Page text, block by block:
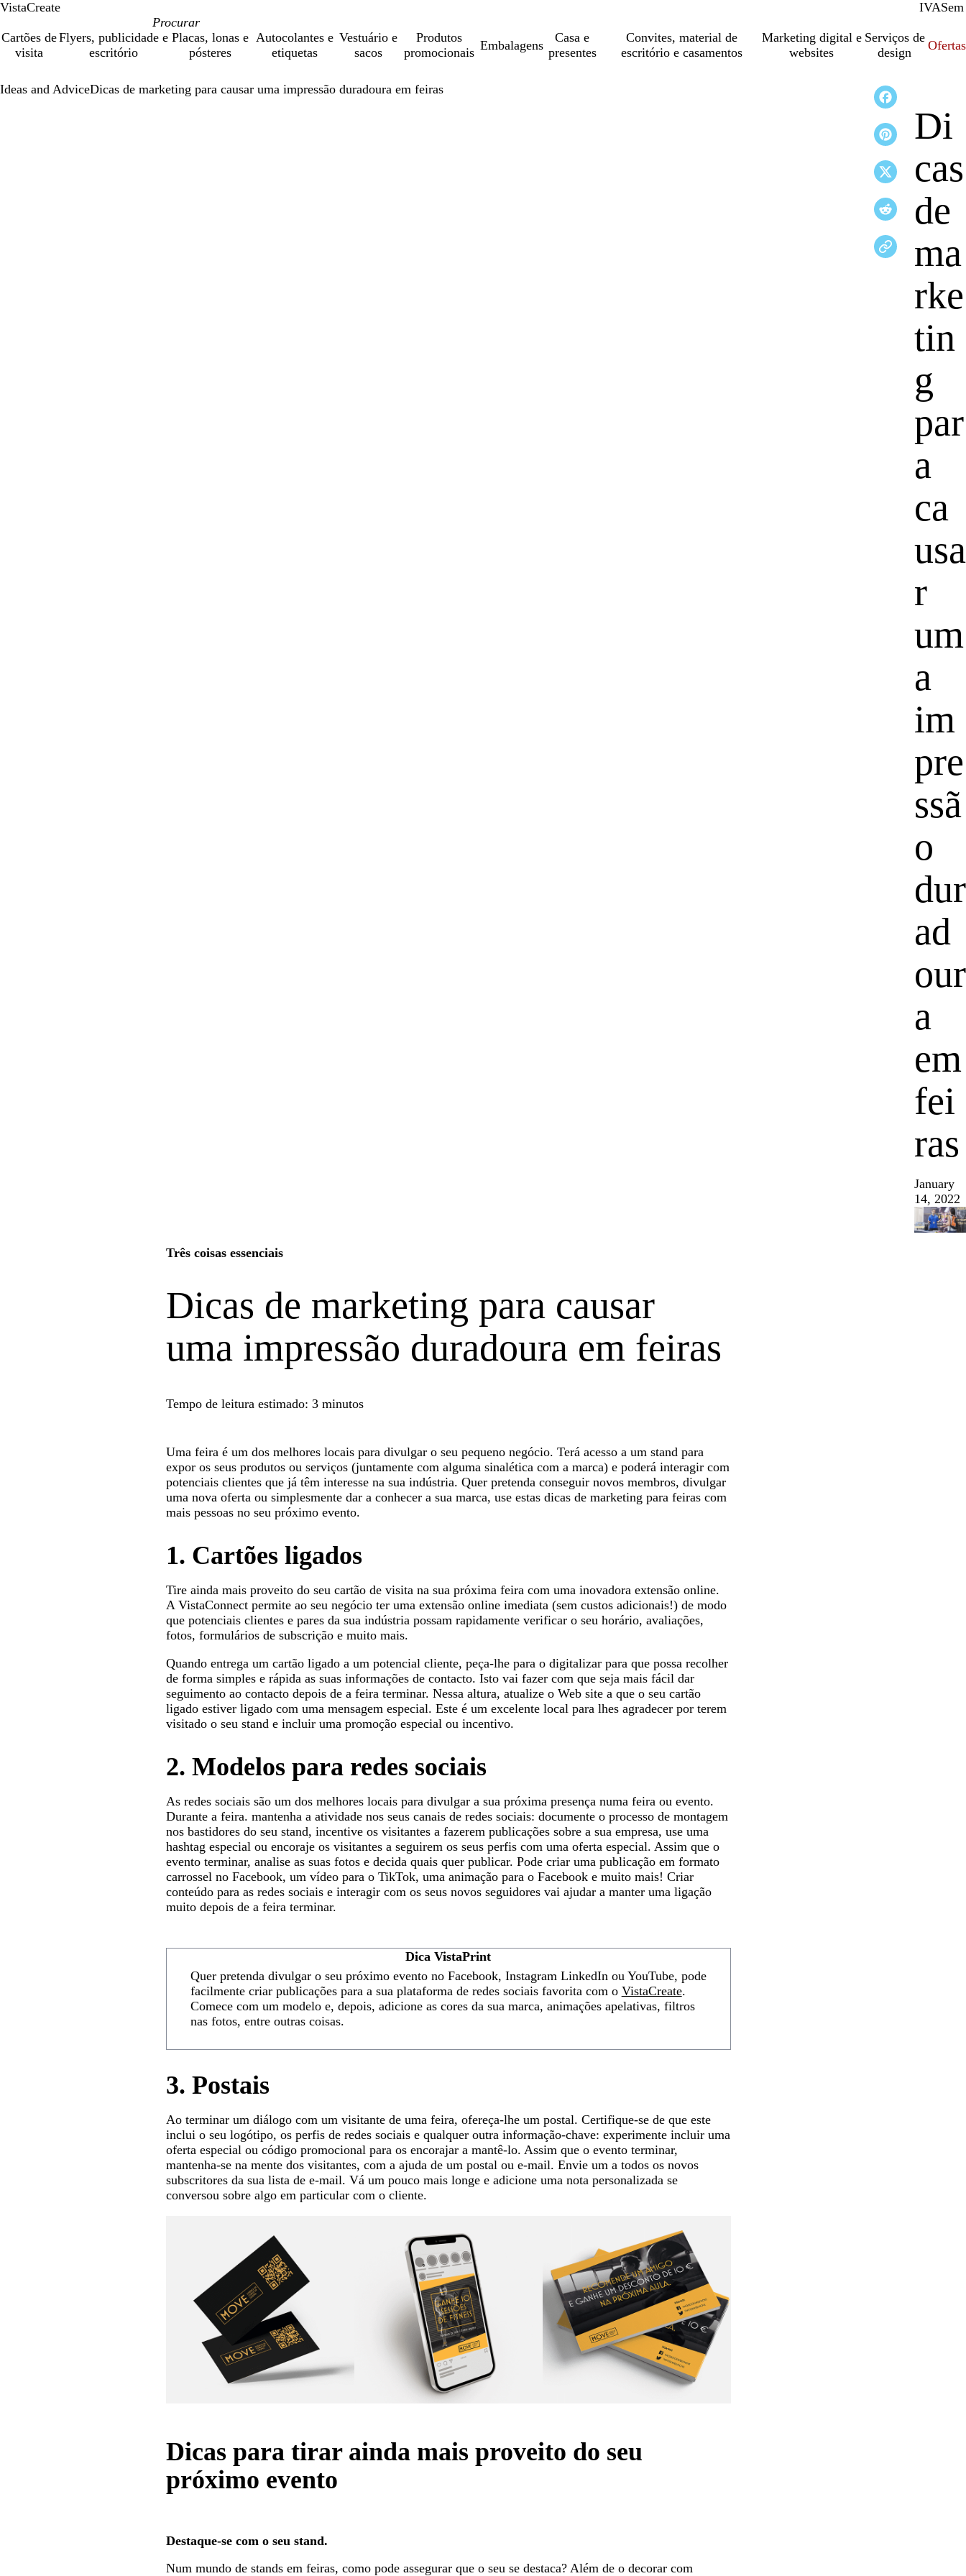
VistaCreate IVACom
Sem
Cartões de
visita
Flyers, publicidade e
escritório
Placas, lonas e
pósteres
Autocolantes e
etiquetas
Vestuário e
sacos
Produtos
promocionais
Embalagens
Casa e
presentes
Convites, material de
escritório e casamentos
Marketing digital e
websites
Serviços de
design
Ofertas
Ideas and AdviceDicas de marketing para causar uma impressão duradoura em feiras
Di
cas
de
ma
rke
tin
g
par
a
ca
usa
r
um
a
im
pre
ssã
o
dur
ad
our
a
em
fei
ras
January
14, 2022
Três coisas essenciais
Dicas de marketing para causar
uma impressão duradoura em feiras
Tempo de leitura estimado: 3 minutos
Uma feira é um dos melhores locais para divulgar o seu pequeno negócio. Terá acesso a um stand para
expor os seus produtos ou serviços (juntamente com alguma sinalética com a marca) e poderá interagir com
potenciais clientes que já têm interesse na sua indústria. Quer pretenda conseguir novos membros, divulgar
uma nova oferta ou simplesmente dar a conhecer a sua marca, use estas dicas de marketing para feiras com
mais pessoas no seu próximo evento.
1. Cartões ligados
Tire ainda mais proveito do seu cartão de visita na sua próxima feira com uma inovadora extensão online.
A VistaConnect permite ao seu negócio ter uma extensão online imediata (sem custos adicionais!) de modo
que potenciais clientes e pares da sua indústria possam rapidamente verificar o seu horário, avaliações,
fotos, formulários de subscrição e muito mais.
Quando entrega um cartão ligado a um potencial cliente, peça-lhe para o digitalizar para que possa recolher
de forma simples e rápida as suas informações de contacto. Isto vai fazer com que seja mais fácil dar
seguimento ao contacto depois de a feira terminar. Nessa altura, atualize o Web site a que o seu cartão
ligado estiver ligado com uma mensagem especial. Este é um excelente local para lhes agradecer por terem
visitado o seu stand e incluir uma promoção especial ou incentivo.
2.Modelos para redes sociais
As redes sociais são um dos melhores locais para divulgar a sua próxima presença numa feira ou evento.
Durante a feira. mantenha a atividade nos seus canais de redes sociais: documente o processo de montagem
nos bastidores do seu stand, incentive os visitantes a fazerem publicações sobre a sua empresa, use uma
hashtag especial ou encoraje os visitantes a seguirem os seus perfis com uma oferta especial. Assim que o
evento terminar, analise as suas fotos e decida quais quer publicar. Pode criar uma publicação em formato
carrossel no Facebook, um vídeo para o TikTok, uma animação para o Facebook e muito mais! Criar
conteúdo para as redes sociais e interagir com os seus novos seguidores vai ajudar a manter uma ligação
muito depois de a feira terminar.
Dica VistaPrint
Quer pretenda divulgar o seu próximo evento no Facebook, Instagram LinkedIn ou YouTube, pode
facilmente criar publicações para a sua plataforma de redes sociais favorita com o VistaCreate.
Comece com um modelo e, depois, adicione as cores da sua marca, animações apelativas, filtros
nas fotos, entre outras coisas.
3.Postais
Ao terminar um diálogo com um visitante de uma feira, ofereça-lhe um postal. Certifique-se de que este
inclui o seu logótipo, os perfis de redes sociais e qualquer outra informação-chave: experimente incluir uma
oferta especial ou código promocional para os encorajar a mantê-lo. Assim que o evento terminar,
mantenha-se na mente dos visitantes, com a ajuda de um postal ou e-mail. Envie um a todos os novos
subscritores da sua lista de e-mail. Vá um pouco mais longe e adicione uma nota personalizada se
conversou sobre algo em particular com o cliente.
Dicas para tirar ainda mais proveito do seu
próximo evento
Destaque-se com o seu stand.
Num mundo de stands em feiras, como pode assegurar que o seu se destaca? Além de o decorar com